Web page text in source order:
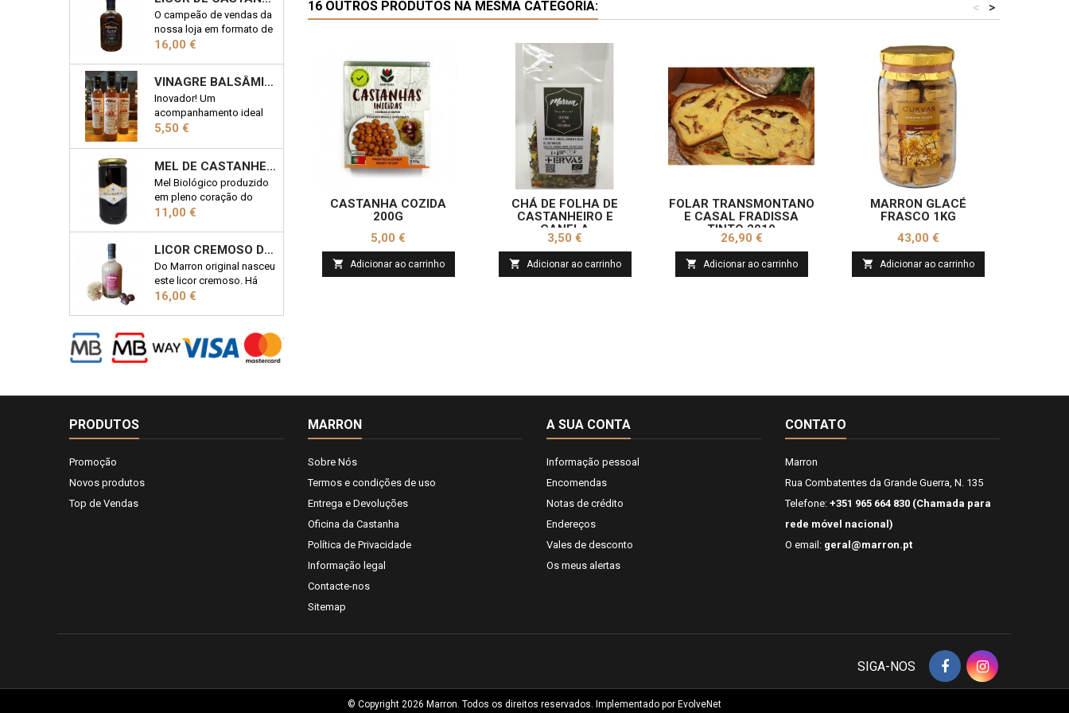
O campeão de vendas da
nossa loja em formato de
50cl; 19% Vol
Preço
16,00 €
VINAGRE BALSÂMICO COM CASTANHA 25CL
Inovador! Um
acompanhamento ideal
em qualquer salada!
Preço
5,50 €
MEL DE CASTANHEIRO BIOLÓGICO 1KG
Mel Biológico produzido
em pleno coração do
Parque Natural de
Portugal. Frasco de 1kg
Preço
11,00 €
LICOR CREMOSO DE CASTANHA 50CL
Do Marron original nasceu
este licor cremoso. Há
quem lhe chame o
Preço
16,00 €
16 OUTROS PRODUTOS NA MESMA CATEGORIA: >
<
CASTANHA COZIDA
200G
Preço
5,00 €
 Adicionar ao carrinho
CHÁ DE FOLHA DE
CASTANHEIRO E
CANELA
Preço
3,50 €
 Adicionar ao carrinho
FOLAR TRANSMONTANO
E CASAL FRADISSA
TINTO 2019
Preço
26,90 €
 Adicionar ao carrinho
MARRON GLACÉ
FRASCO 1KG
Preço
43,00 €
 Adicionar ao carrinho
PRODUTOS
Promoção
Novos produtos
Top de Vendas
MARRON
Sobre Nós
Termos e condições de uso
Entrega e Devoluções
Oficina da Castanha
Política de Privacidade
Informação legal
Contacte-nos
Sitemap
A SUA CONTA
Informação pessoal
Encomendas
Notas de crédito
Endereços
Vales de desconto
Os meus alertas
CONTATO
Marron
Rua Combatentes da Grande Guerra, N. 135
Telefone: +351 965 664 830 (Chamada para
rede móvel nacional)
O email: geral@marron.pt
SIGA-NOS
© Copyright 2026 Marron. Todos os direitos reservados. Implementado por EvolveNet